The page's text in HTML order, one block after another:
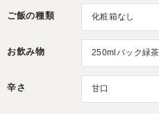
ご飯の種類
お飲み物
辛さ